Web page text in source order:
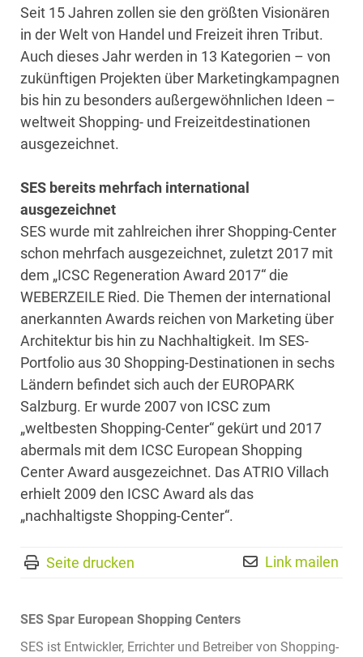
Seit 15 Jahren zollen sie den größten Visionären
in der Welt von Handel und Freizeit ihren Tribut.
Auch dieses Jahr werden in 13 Kategorien – von
zukünftigen Projekten über Marketingkampagnen
bis hin zu besonders außergewöhnlichen Ideen –
weltweit Shopping- und Freizeitdestinationen
ausgezeichnet.
SES bereits mehrfach international
ausgezeichnet
SES wurde mit zahlreichen ihrer Shopping-Center
schon mehrfach ausgezeichnet, zuletzt 2017 mit
dem „ICSC Regeneration Award 2017“ die
WEBERZEILE Ried. Die Themen der international
anerkannten Awards reichen von Marketing über
Architektur bis hin zu Nachhaltigkeit. Im SES-
Portfolio aus 30 Shopping-Destinationen in sechs
Ländern befindet sich auch der EUROPARK
Salzburg. Er wurde 2007 von ICSC zum
„weltbesten Shopping-Center“ gekürt und 2017
abermals mit dem ICSC European Shopping
Center Award ausgezeichnet. Das ATRIO Villach
erhielt 2009 den ICSC Award als das
„nachhaltigste Shopping-Center“.
Seite drucken Link mailen
SES Spar European Shopping Centers
SES ist Entwickler, Errichter und Betreiber von Shopping-